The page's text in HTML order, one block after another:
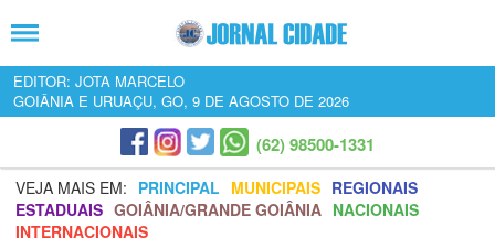
EDITOR: JOTA MARCELO
GOIÂNIA E URUAÇU, GO, 9 DE AGOSTO DE 2026
(62) 98500-1331
VEJA MAIS EM: PRINCIPAL MUNICIPAIS REGIONAIS
ESTADUAIS GOIÂNIA/GRANDE GOIÂNIA NACIONAIS
INTERNACIONAIS